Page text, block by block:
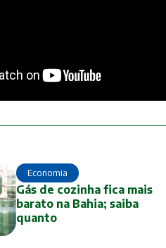
Economia
Gás de cozinha fica mais
barato na Bahia; saiba
quanto